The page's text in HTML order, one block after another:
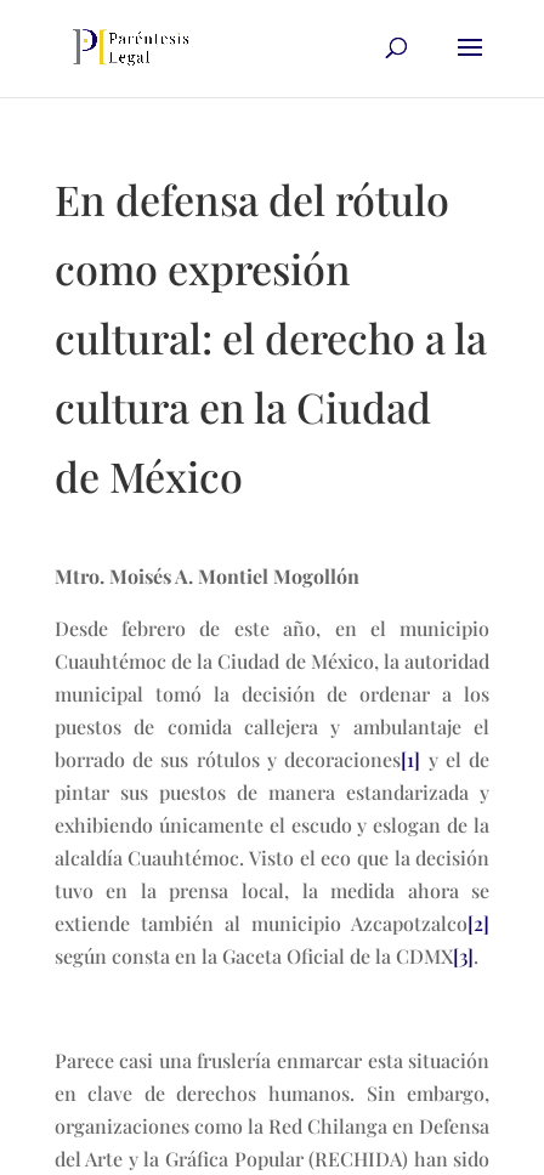
En defensa del rótulo
como expresión
cultural: el derecho a la
cultura en la Ciudad
de México
Mtro. Moisés A. Montiel Mogollón
Desde febrero de este año, en el municipio
Cuauhtémoc de la Ciudad de México, la autoridad
municipal tomó la decisión de ordenar a los
puestos de comida callejera y ambulantaje el
borrado de sus rótulos y decoraciones[1] y el de
pintar sus puestos de manera estandarizada y
exhibiendo únicamente el escudo y eslogan de la
alcaldía Cuauhtémoc. Visto el eco que la decisión
tuvo en la prensa local, la medida ahora se
extiende también al municipio Azcapotzalco[2]
según consta en la Gaceta Oficial de la CDMX[3].
Parece casi una fruslería enmarcar esta situación
en clave de derechos humanos. Sin embargo,
organizaciones como la Red Chilanga en Defensa
del Arte y la Gráfica Popular (RECHIDA) han sido